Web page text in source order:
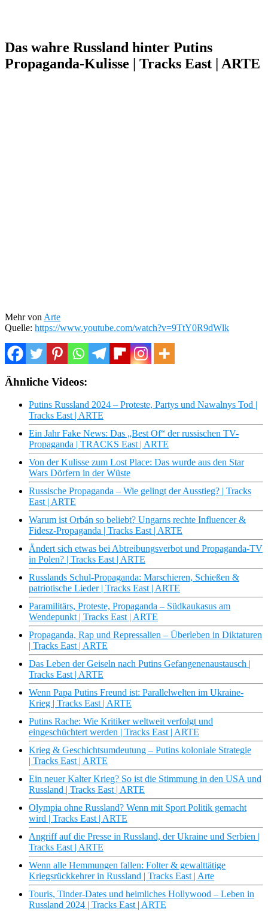
Das wahre Russland hinter Putins
Propaganda-Kulisse | Tracks East | ARTE
Mehr von Arte
Quelle: https://www.youtube.com/watch?v=9TtY0R9dWlk
Ähnliche Videos:
Putins Russland 2024 – Proteste, Partys und Nawalnys Tod |
Tracks East | ARTE
Ein Jahr Fake News: Das „Best Of“ der russischen TV-
Propaganda | TRACKS East | ARTE
Von der Kulisse zum Lost Place: Das wurde aus den Star
Wars Dörfern in der Wüste
Russische Propaganda – Wie gelingt der Ausstieg? | Tracks
East | ARTE
Warum ist Orbán so beliebt? Ungarns rechte Influencer &
Fidesz-Propaganda | Tracks East | ARTE
Ändert sich etwas bei Abtreibungsverbot und Propaganda-TV
in Polen? | Tracks East | ARTE
Russlands Schul-Propaganda: Marschieren, Schießen &
patriotische Lieder | Tracks East | ARTE
Paramilitärs, Proteste, Propaganda – Südkaukasus am
Wendepunkt | Tracks East | ARTE
Propaganda, Rap und Repressalien – Überleben in Diktaturen
| Tracks East | ARTE
Das Leben der Geiseln nach Putins Gefangenenaustausch |
Tracks East | ARTE
Wenn Papa Putins Freund ist: Parallelwelten im Ukraine-
Krieg | Tracks East | ARTE
Putins Rache: Wie Kritiker weltweit verfolgt und
eingeschüchtert werden | Tracks East | ARTE
Krieg & Geschichtsumdeutung – Putins koloniale Strategie
| Tracks East | ARTE
Ein neuer Kalter Krieg? So ist die Stimmung in den USA und
Russland | Tracks East | ARTE
Olympia ohne Russland? Wenn mit Sport Politik gemacht
wird | Tracks East | ARTE
Angriff auf die Presse in Russland, der Ukraine und Serbien |
Tracks East | ARTE
Wenn alle Hemmungen fallen: Folter & gewalttätige
Kriegsrückkehrer in Russland | Tracks East | Arte
Touris, Tinder-Dates und heimliches Hollywood – Leben in
Russland 2024 | Tracks East | ARTE